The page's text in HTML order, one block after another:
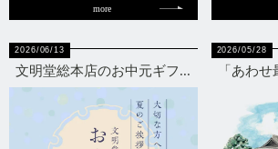
more
2026/06/13
文明堂総本店のお中元ギフ...
2026/05/28
「あわ